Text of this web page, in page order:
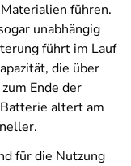
führen.
unabhängig
führt im Lauf
die über
Ende der
altert am
für die Nutzung